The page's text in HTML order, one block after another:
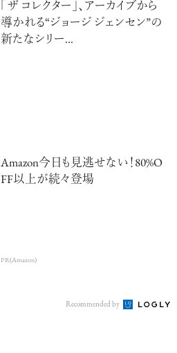
「ザ コレクター」、アーカイブから
導かれる“ジョージ ジェンセン”の
新たなシリー...
Amazon今日も見逃せない！80%O
FF以上が続々登場
PR(Amazon)
Recommended by